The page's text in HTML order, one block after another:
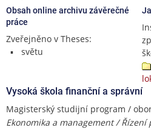
Obsah online archivu závěrečné
práce
Zveřejněno v Theses:
světu
Vysoká škola finanční a správní
Magisterský studijní program /
Ekonomika a management /